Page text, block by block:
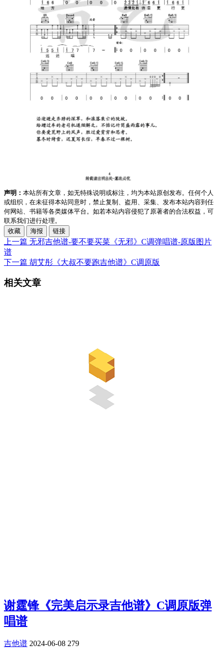
声明： 本站所有文章，如无特殊说明或标注，均为本站原创发布。任何个人
或组织，在未征得本站同意时，禁止复制、盗用、采集、发布本站内容到任
何网站、书籍等各类媒体平台。如若本站内容侵犯了原著者的合法权益，可
联系我们进行处理。
收藏
海报 链接
上一篇 无邪吉他谱-要不要买菜《无邪》C调弹唱谱-原版图片
谱
下一篇 胡艾彤《大叔不要跑吉他谱》C调原版
相关文章
谢霆锋《完美启示录吉他谱》C调原版弹
唱谱
吉他谱 2024-06-08 279